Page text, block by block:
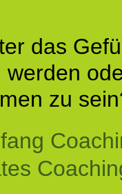
das
werden
zu